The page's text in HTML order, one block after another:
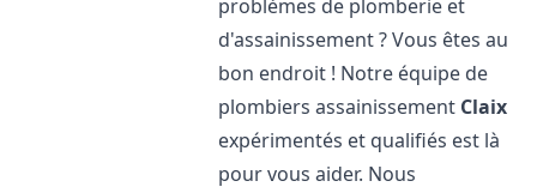
problèmes de plomberie et
d'assainissement ? Vous êtes au
bon endroit ! Notre équipe de
plombiers assainissement Claix
expérimentés et qualifiés est là
pour vous aider. Nous